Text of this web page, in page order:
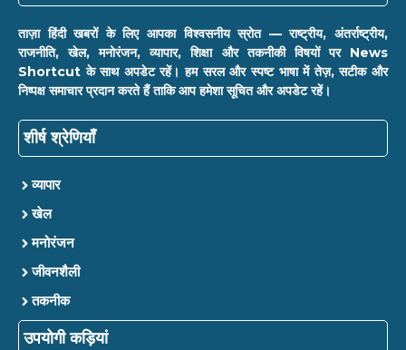
ताज़ा हिंदी खबरों के लिए आपका विश्वसनीय स्रोत — राष्ट्रीय, अंतर्राष्ट्रीय,
राजनीति, खेल, मनोरंजन, व्यापार, शिक्षा और तकनीकी विषयों पर News
Shortcut के साथ अपडेट रहें। हम सरल और स्पष्ट भाषा में तेज़, सटीक और
निष्पक्ष समाचार प्रदान करते हैं ताकि आप हमेशा सूचित और अपडेट रहें।
शीर्ष श्रेणियाँ
व्यापार
खेल
मनोरंजन
जीवनशैली
तकनीक
उपयोगी कड़ियां